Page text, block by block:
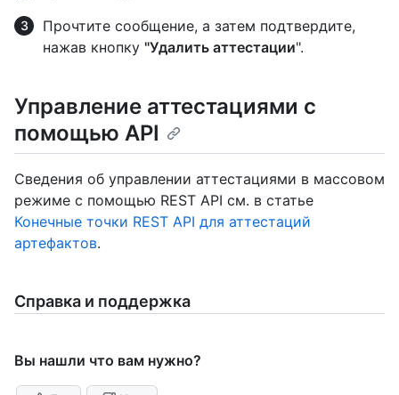
Прочтите сообщение, а затем подтвердите,
нажав кнопку "Удалить аттестации".
Управление аттестациями с
помощью API
Сведения об управлении аттестациями в массовом
режиме с помощью REST API см. в статье
Конечные точки REST API для аттестаций
артефактов.
Справка и поддержка
Вы нашли что вам нужно?